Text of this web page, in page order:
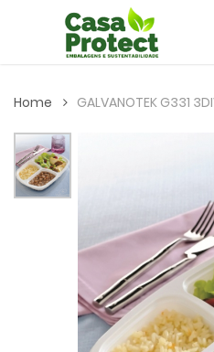
Home GALVANOTEK G331